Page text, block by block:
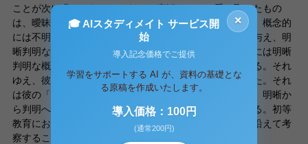
ことが次に求められる。それは、直観において受け取ったもの
は、曖昧で混乱しているからだ。直観はまだ素材であり、概念的
には不明瞭であるので、直観を分離、結合して、秩序を与え、明
晰判明な概念にまで高めることが求められる。彼が言うには明晰
判明な概念にまで、高めるという作業が必要になってくる。それ
ゆえ、彼の教育方法は段階的・漸次的な教育方でもあった。それ
は彼の「我々の認識は混沌から規定へ、規定から明晰へ、明晰か
ら判明へと進むのです。」ということからも明らかである。初等
教育において「直観の原理」という彼の教育法を中心に沿えて考
察することが求められるではないだろうか。
×
🎓 AIスタディメイト サービス開
始
導入記念価格でご提供
学習をサポートする AI が、資料の基礎とな
る原稿を作成いたします。
導入価格：100円
(通常200円)